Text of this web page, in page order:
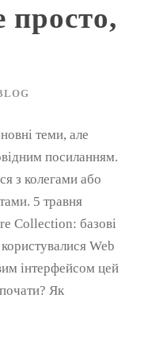
просто,
теми, але
посиланням.
з колегами або
5 травня
Collection: базові
Web
інтерфейсом цей
Як